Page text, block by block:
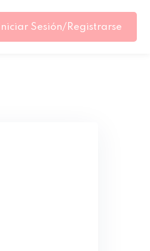
Iniciar Sesión/Registrarse